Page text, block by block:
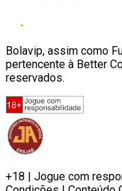
Bolavip, assim como
pertencente à Better
reservados.
+18 | Jogue com